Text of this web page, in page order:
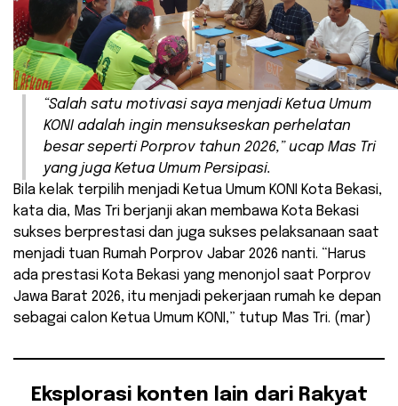
“Salah satu motivasi saya menjadi Ketua Umum
KONI adalah ingin mensukseskan perhelatan
besar seperti Porprov tahun 2026,” ucap Mas Tri
yang juga Ketua Umum Persipasi.
Bila kelak terpilih menjadi Ketua Umum KONI Kota Bekasi,
kata dia, Mas Tri berjanji akan membawa Kota Bekasi
sukses berprestasi dan juga sukses pelaksanaan saat
menjadi tuan Rumah Porprov Jabar 2026 nanti. “Harus
ada prestasi Kota Bekasi yang menonjol saat Porprov
Jawa Barat 2026, itu menjadi pekerjaan rumah ke depan
sebagai calon Ketua Umum KONI,” tutup Mas Tri. (mar)
Eksplorasi konten lain dari Rakyat